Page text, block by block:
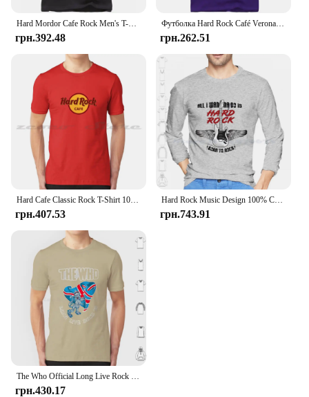
Hard Mordor Cafe Rock Men's T-Shirt
грн.392.48
Футболка Hard Rock Café Verona City
грн.262.51
грн.407.53
Hard Rock Music Design 100% Cotton T-Shirt Metal Pop Hard Genre Indie Us Music Uk Music Hard Cafe Hard Fans Guitar Music
грн.743.91
грн.430.17